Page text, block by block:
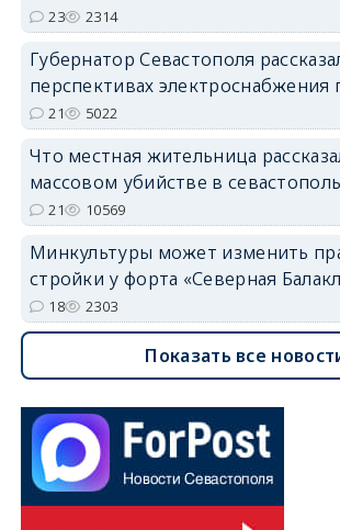
23 2314
Губернатор Севастополя
перспективах электроснабжения
21 5022
Что местная жительница
массовом убийстве в
21 10569
Минкультуры может изменить
стройки у форта «Северная
18 2303
Показать все